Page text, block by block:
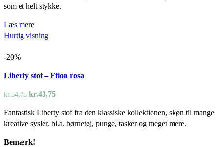
som et helt stykke.
Læs mere
Hurtig visning
-20%
Liberty stof – Ffion rosa
kr.54,75 Den
pris
var:
kr.43,75Den
pris
er:
Fantastisk Liberty stof fra den klassiske kollektionen, skøn til mange
kreative sysler, bl.a. børnetøj, punge, tasker og meget mere.
Bemærk!